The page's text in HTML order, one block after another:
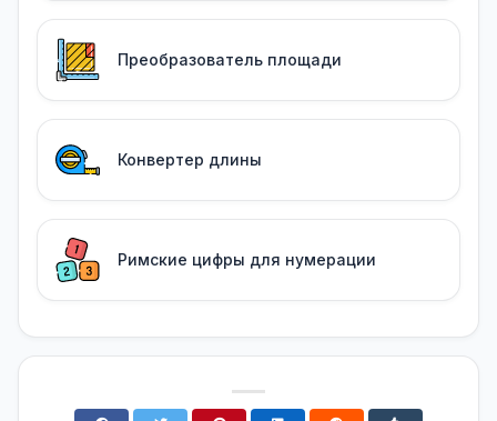
Преобразователь площади
Конвертер длины
Римские цифры для нумерации